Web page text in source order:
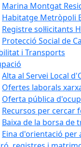
Marina Montgat
Habitatge Metròpoli
Registre sol·licitants
Protecció Social de
i Transports
Alta al Servei Local
Ofertes laborals
Oferta pública
Recursos per cercar
Baixa de la borsa de
Eina d'orientació per